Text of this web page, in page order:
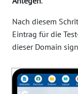
Nach diesem
Eintrag für die
dieser Domain